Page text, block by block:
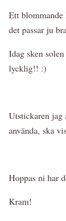
Ett
det passar ju
Idag sken
lycklig!! :)
Utstickaren jag
använda, ska
Hoppas ni har
Kram!